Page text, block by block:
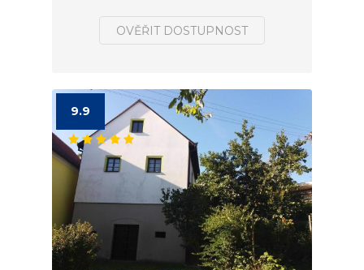
OVĚŘIT DOSTUPNOST
9.9